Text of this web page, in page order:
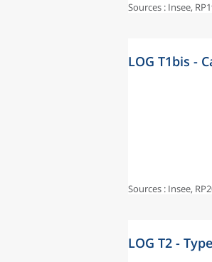
Sources : Insee,
LOG T1bis -
Sources : Insee,
LOG T2 -